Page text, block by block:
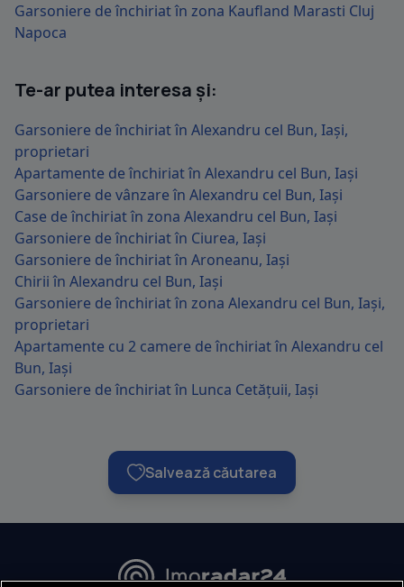
Garsoniere de închiriat în zona Kaufland Marasti Cluj
Napoca
Te-ar putea interesa și:
Garsoniere de închiriat în Alexandru cel Bun, Iași,
proprietari
Apartamente de închiriat în Alexandru cel Bun, Iași
Garsoniere de vânzare în Alexandru cel Bun, Iași
Case de închiriat în zona Alexandru cel Bun, Iași
Garsoniere de închiriat în Ciurea, Iași
Garsoniere de închiriat în Aroneanu, Iași
Chirii în Alexandru cel Bun, Iași
Garsoniere de închiriat în zona Alexandru cel Bun, Iași,
proprietari
Apartamente cu 2 camere de închiriat în Alexandru cel
Bun, Iași
Garsoniere de închiriat în Lunca Cetățuii, Iași
Salvează căutarea